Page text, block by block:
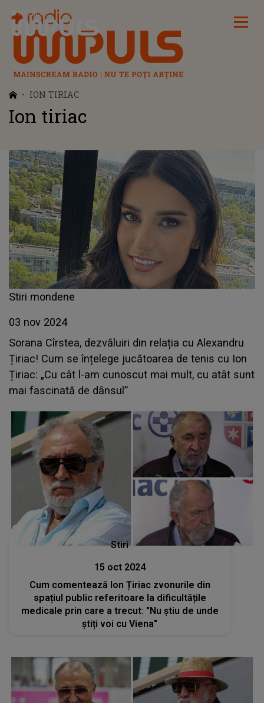
Radio Impuls
ION TIRIAC
Ion tiriac
Stiri mondene
03 nov 2024
Sorana Cîrstea, dezvăluiri din relația cu Alexandru
Țiriac! Cum se înțelege jucătoarea de tenis cu Ion
Țiriac: „Cu cât l-am cunoscut mai mult, cu atât sunt
mai fascinată de dânsul”
Stiri
15 oct 2024
Cum comentează Ion Țiriac zvonurile din
spațiul public referitoare la dificultățile
medicale prin care a trecut: "Nu știu de unde
știți voi cu Viena"